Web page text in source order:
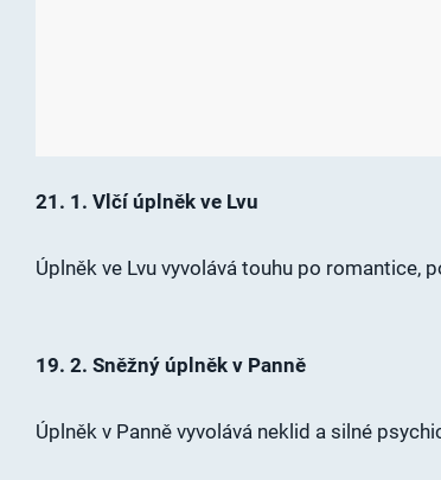
21. 1. Vlčí úplněk ve Lvu
Úplněk ve Lvu vyvolává touhu po romantice,
19. 2. Sněžný úplněk v Panně
Úplněk v Panně vyvolává neklid a silné